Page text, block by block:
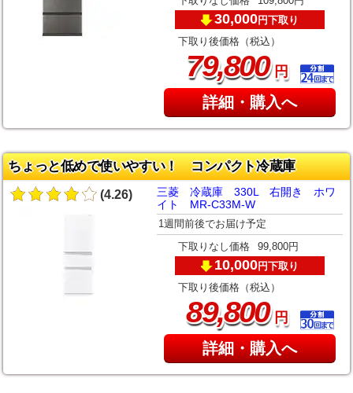
30,000円下取り
下取り後価格（税込）
79,800円
詳細・購入へ
ちょっと低めで使いやすい！ コンパクト冷蔵庫
(4.26)
三菱 冷蔵庫 330L 右開き ホワ
イト MR-C33M-W
1週間前後でお届け予定
下取りなし価格 99,800円
10,000円下取り
下取り後価格（税込）
89,800円
詳細・購入へ